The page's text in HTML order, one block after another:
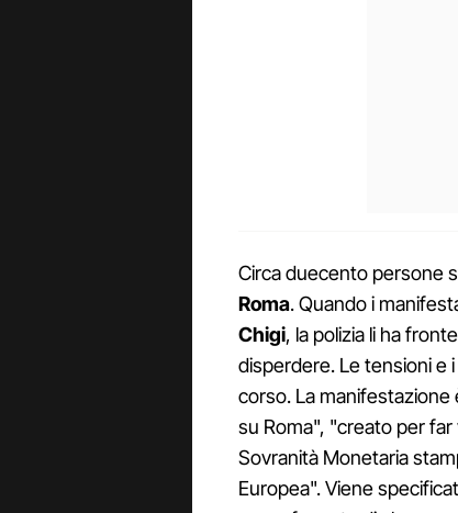
Circa duecento persone
Roma. Quando i
Chigi, la polizia li ha
disperdere. Le tensioni e
corso. La
su Roma", "creato per
Sovranità Monetaria
Europea". Viene